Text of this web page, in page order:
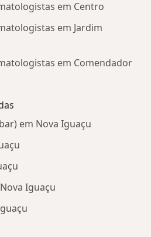
em Centro
em Jardim
em Comendador
em Nova Iguaçu
Iguaçu